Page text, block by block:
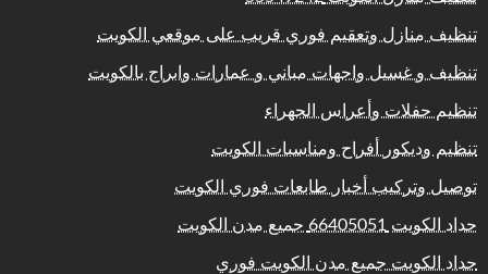
تنظيف منازل وتعقيم فوري قريب على موقعي الكويت
تنظيف و غسيل واجهات مباني و عمارات وابراج بالكويت
تنظيم حفلات وأعراس الجهراء
تنظيم وديكور أفراح ومناسبات الكويت
توصيل وتركيب أخبار طابعات فوري الكويت
حداد الكويت 66405051 جميع مدن الكويت
حداد الكويت جميع مدن الكويت فوري